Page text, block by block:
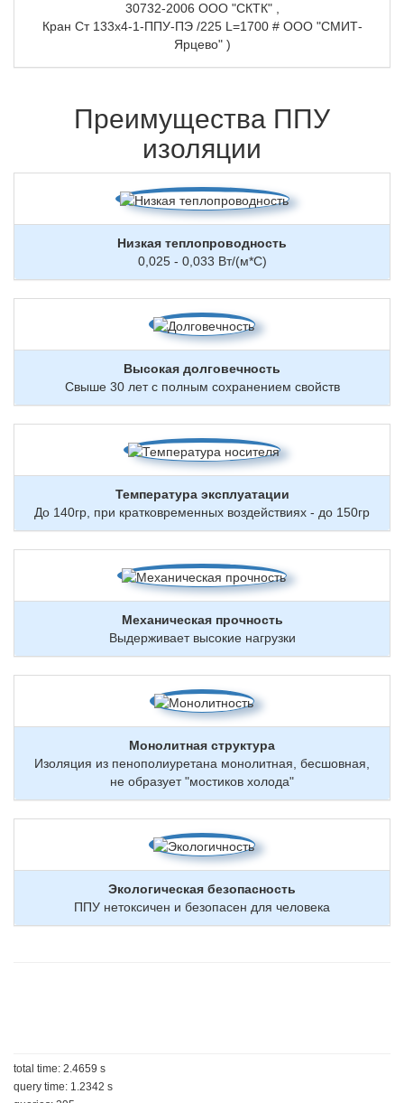
30732-2006 ООО "СКТК" ,
Кран Ст 133х4-1-ППУ-ПЭ /225 L=1700 # ООО "СМИТ-
Ярцево" )
Преимущества ППУ
изоляции
Низкая теплопроводность
0,025 - 0,033 Вт/(м*С)
Высокая долговечность
Свыше 30 лет с полным сохранением свойств
Температура эксплуатации
До 140гр, при кратковременных воздействиях - до 150гр
Механическая прочность
Выдерживает высокие нагрузки
Монолитная структура
Изоляция из пенополиуретана монолитная, бесшовная,
не образует "мостиков холода"
Экологическая безопасность
ППУ нетоксичен и безопасен для человека
total time: 2.4659 s
query time: 1.2342 s